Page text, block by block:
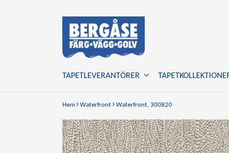
Hem Waterfront Waterfront, 300820
TAPETLEVERANTÖRER